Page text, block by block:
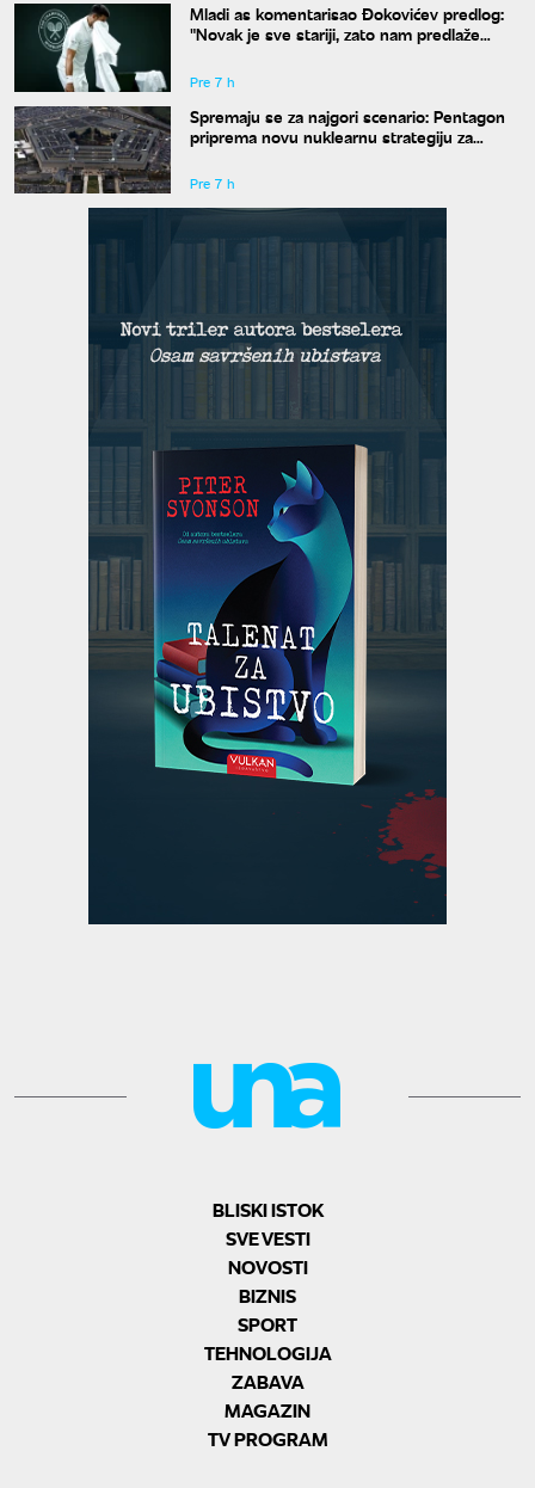
Mladi as komentarisao Đokovićev predlog:
"Novak je sve stariji, zato nam predlaže
Pre 7 h
Spremaju se za najgori scenario: Pentagon
priprema novu nuklearnu strategiju za
Pre 7 h
BLISKI ISTOK
SVE VESTI
NOVOSTI
BIZNIS
SPORT
TEHNOLOGIJA
ZABAVA
MAGAZIN
TV PROGRAM